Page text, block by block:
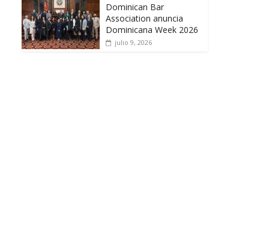
Dominican Bar
Association anuncia
Dominicana Week 2026
julio 9, 2026